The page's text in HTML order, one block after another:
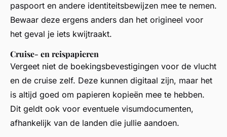
paspoort en andere identiteitsbewijzen mee te nemen.
Bewaar deze ergens anders dan het origineel voor
het geval je iets kwijtraakt.
Cruise- en reispapieren
Vergeet niet de boekingsbevestigingen voor de vlucht
en de cruise zelf. Deze kunnen digitaal zijn, maar het
is altijd goed om papieren kopieën mee te hebben.
Dit geldt ook voor eventuele visumdocumenten,
afhankelijk van de landen die jullie aandoen.